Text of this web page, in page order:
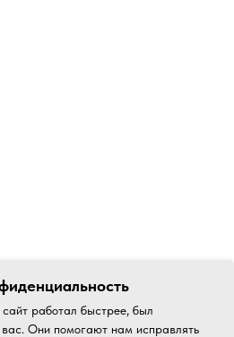
работал быстрее, был
Они помогают нам исправлять